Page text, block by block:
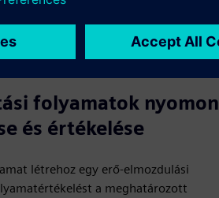
folyamatok nyomon
és értékelése
létrehoz egy erő-elmozdulási
a meghatározott